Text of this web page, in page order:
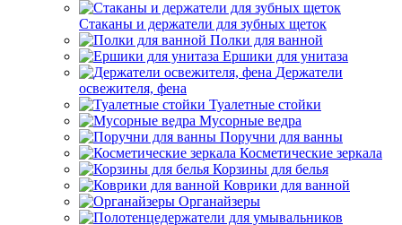
Стаканы и держатели для зубных щеток
Полки для ванной
Ершики для унитаза
Держатели
освежителя, фена
Туалетные стойки
Мусорные ведра
Поручни для ванны
Косметические зеркала
Корзины для белья
Коврики для ванной
Органайзеры